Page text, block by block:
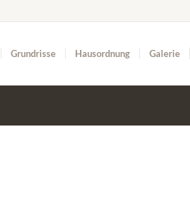
Grundrisse Hausordnung Galerie